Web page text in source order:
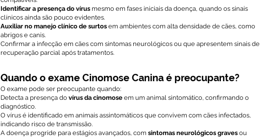
Identificar a presença do vírus mesmo em fases iniciais da doença, quando os sinais
clínicos ainda são pouco evidentes.
Auxiliar no manejo clínico de surtos em ambientes com alta densidade de cães, como
abrigos e canis.
Confirmar a infecção em cães com sintomas neurológicos ou que apresentem sinais de
recuperação parcial após tratamentos.
Quando o exame Cinomose Canina é preocupante?
O exame pode ser preocupante quando:
Detecta a presença do vírus da cinomose em um animal sintomático, confirmando o
diagnóstico.
O vírus é identificado em animais assintomáticos que convivem com cães infectados,
indicando risco de transmissão.
A doença progride para estágios avançados, com sintomas neurológicos graves ou